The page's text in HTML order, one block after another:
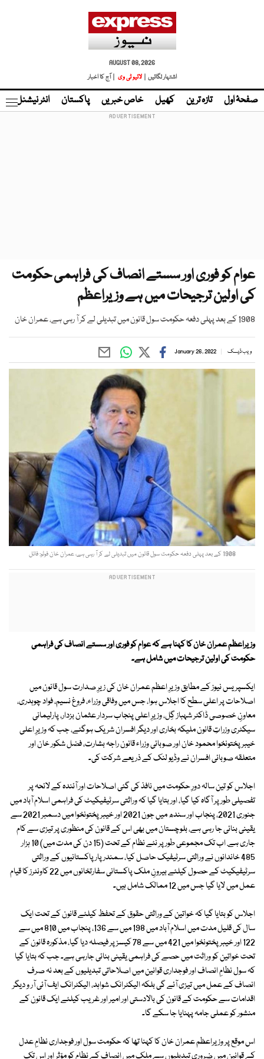
AUGUST 08, 2026
اشتہار لگائیں |
لائیو ٹی وی | آج کا اخبار
صفحۂ اول تازہ ترین کھیل خاص خبریں پاکستان انٹر نیشنل
عوام کو فوری اور سستے انصاف کی فراہمی حکومت
کی اولین ترجیحات میں ہے وزیراعظم
1908 کے بعد پہلی دفعہ حکومت سول قانون میں تبدیلی لے کر آ رہی ہے، عمران خان
ویب ڈیسک January 26, 2022
1908 کے بعد پہلی دفعہ حکومت سول قانون میں تبدیلی لے کر آ رہی ہے، عمران خان فوٹو: فائل
وزیراعظم عمران خان کا کہنا ہے کہ عوام کو فوری اور سستے انصاف کی فراہمی
حکومت کی اولین ترجیحات میں شامل ہے۔
ایکسپریس نیوز کے مطابق وزیرِ اعظم عمران خان کی زیرِ صدارت سول قانون میں
اصلاحات پر اعلی سطح کا اجلاس ہوا، جس میں وفاقی وزراء، فروغ نسیم، فواد چوہدری،
معاونِ خصوصی ڈاکٹر شہباز گِل، وزیرِ اعلی پنجاب سردار عثمان بزدار، پارلیمانی
سیکٹری وزراتِ قانون ملیکہ بخاری اور دیگر افسران شریک ہوگئے، جب کہ وزیرِ اعلی
خیبر پختونخوا محمود خان اور صوبائی وزراء قانون راجہ بشارت، فضل شکور خان اور
متعلقہ صوبائی افسران نے وڈیو لنک کے ذریعے شرکت کی۔
اجلاس کو تین سالہ دورِ حکومت میں نافذ کی گئی اصلاحات اور آئندہ کے لائحہ پر
تفصیلی طور پر آگاہ کیا گیا، اور بتایا گیا کہ وراثتی سرٹیفیکیٹ کی فراہمی اسلام آباد میں
جنوری 2021، پنجاب اور سندھ میں جون 2021 اور خیبر پختونخوا میں دسمبر 2021 سے
یقینی بنائی جا رہی ہے، بلوچستان میں بھی اس کے قانون کی منظوری پر تیزی سے کام
جاری ہے. اب تک مجموعی طور پر نئے نظام کے تحت (15 دن کی مدت میں) 10 ہزار
485 خاندانوں نے وراثتی سرٹیفیک حاصل کیا، سمندر پار پاکستانیوں کے وراثتی
سرٹیفیکیٹ کے حصول کیلئے بیرونِ ملک پاکستانی سفارتخانوں میں 22 کاونٹرز کا قیام
عمل میں لایا گیا جس میں 12 ممالک شامل ہیں۔
اجلاس کو بتایا گیا کہ خواتین کے وراثتی حقوق کے تحفظ کیلئے قانون کے تحت ایک
سال کی قلیل مدت میں اسلام آباد میں 198 میں سے 136، پنجاب میں 810 میں سے
122 اور خیبر پختونخوا میں 421 میں سے 78 کیسز پر فیصلہ دیا گیا، مذکورہ قانون کے
تحت خواتین کو وراثت میں حصے کی فراہمی یقینی بنائی جارہی ہے۔ جب کہ بتایا گیا
کہ سول نظامِ انصاف اور فوجداری قوانین میں اصلاحاتی تبدیلیوں کے بعد نہ صرف
انصاف کے عمل میں تیزی آئے گی بلکہ الیکٹرانک شواہد، الیکٹرانک ایف آئی آر و دیگر
اقدامات سے حکومت کے قانون کی بالادستی اور امیر اور غریب کیلئے ایک قانون کے
منشور کو عملی جامہ پہنایا جا سکے گا۔
اس موقع پر وزیراعظم عمران خان کا کہنا تھا کہ حکومت سول اور فوجداری نظامِ عدل
کے قوانین میں ضروری تبدیلیوں سے ملک میں انصاف کے نظام کو مؤثر اور اِس تک